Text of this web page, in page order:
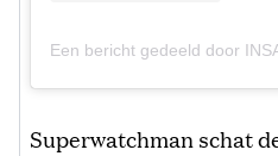
Superwatchman schat